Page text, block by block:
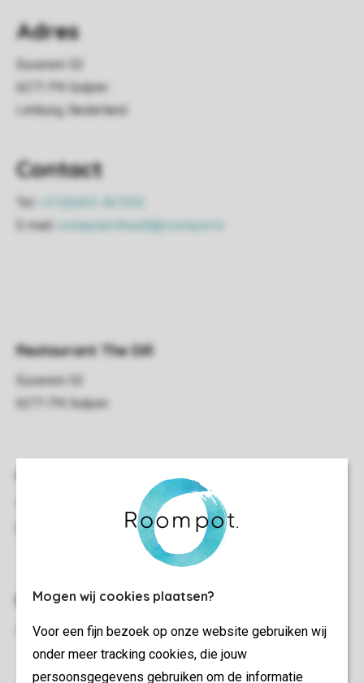
Mogen wij cookies plaatsen?
Voor een fijn bezoek op onze website gebruiken wij
onder meer tracking cookies, die jouw
persoonsgegevens gebruiken om de informatie
Adres
Euverem 52
6271 PK Gulpen
Limburg, Nederland
Contact
Tel:
+31(0)433 467202
E-mail:
restaurant.thedill@roompot.nl